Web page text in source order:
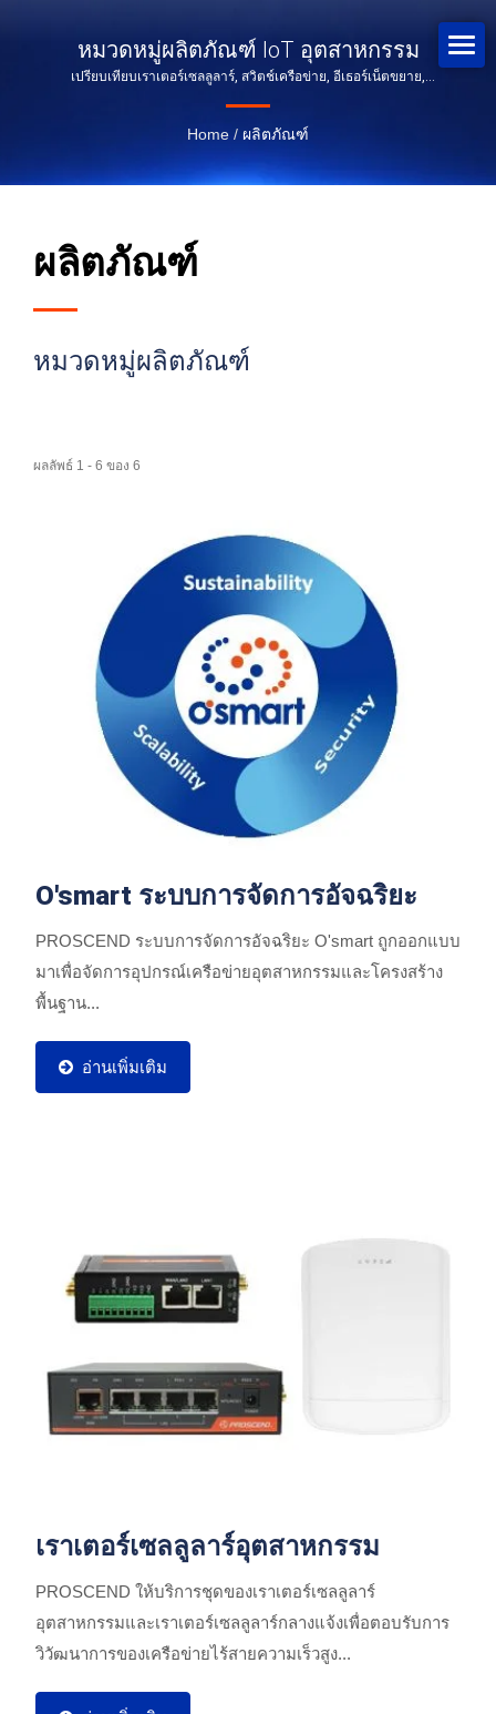
หมวดหมู่ผลิตภัณฑ์ IoT อุตสาหกรรม
เปรียบเทียบเราเตอร์เซลลูลาร์, สวิตช์เครือข่าย, อีเธอร์เน็ตขยาย,
Home / ผลิตภัณฑ์
ผลิตภัณฑ์
หมวดหมู่ผลิตภัณฑ์
ผลลัพธ์ 1 - 6 ของ 6
O'smart ระบบการจัดการอัจฉริยะ
PROSCEND ระบบการจัดการอัจฉริยะ O'smart ถูกออกแบบ
มาเพื่อจัดการอุปกรณ์เครือข่ายอุตสาหกรรมและโครงสร้าง
พื้นฐาน...
อ่านเพิ่มเติม
เราเตอร์เซลลูลาร์อุตสาหกรรม
PROSCEND ให้บริการชุดของเราเตอร์เซลลูลาร์
อุตสาหกรรมและเราเตอร์เซลลูลาร์กลางแจ้งเพื่อตอบรับการ
วิวัฒนาการของเครือข่ายไร้สายความเร็วสูง...